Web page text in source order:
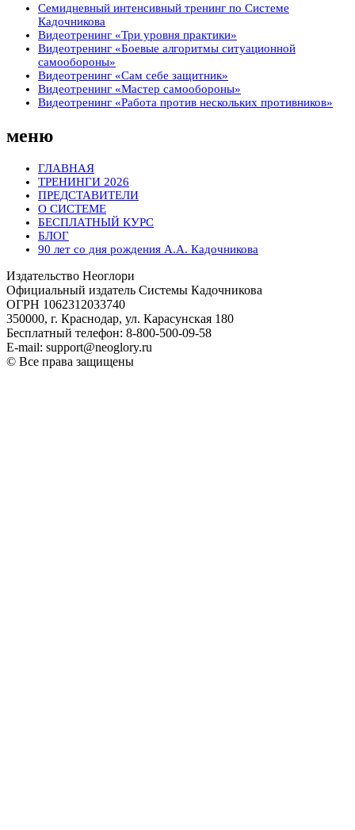
Семидневный интенсивный тренинг по Системе
Кадочникова
Видеотренинг «Три уровня практики»
Видеотренинг «Боевые алгоритмы ситуационной
самообороны»
Видеотренинг «Сам себе защитник»
Видеотренинг «Мастер самообороны»
Видеотренинг «Работа против нескольких противников»
меню
ГЛАВНАЯ
ТРЕНИНГИ 2026
ПРЕДСТАВИТЕЛИ
О СИСТЕМЕ
БЕСПЛАТНЫЙ КУРС
БЛОГ
90 лет со дня рождения А.А. Кадочникова
Издательство Неоглори
Официальный издатель Системы Кадочникова
ОГРН 1062312033740
350000, г. Краснодар, ул. Карасунская 180
Бесплатный телефон: 8-800-500-09-58
E-mail: support@neoglory.ru
© Все права защищены